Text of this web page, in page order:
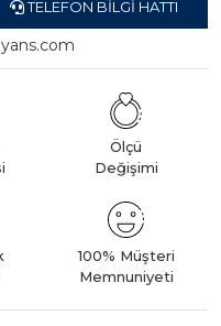
TELEFON BILGI HATTI
Ölçü
Değişimi
100% Müşteri
Memnuniyeti